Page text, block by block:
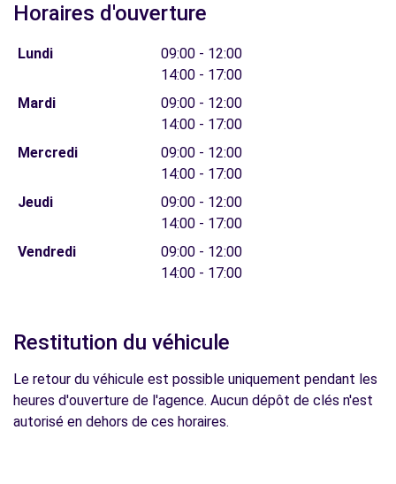
Horaires d'ouverture
Lundi
09:00 - 12:00
14:00 - 17:00
Mardi
09:00 - 12:00
14:00 - 17:00
Mercredi
09:00 - 12:00
14:00 - 17:00
Jeudi
09:00 - 12:00
14:00 - 17:00
Vendredi
09:00 - 12:00
14:00 - 17:00
Restitution du véhicule
Le retour du véhicule est possible uniquement pendant les
heures d'ouverture de l'agence. Aucun dépôt de clés n'est
autorisé en dehors de ces horaires.